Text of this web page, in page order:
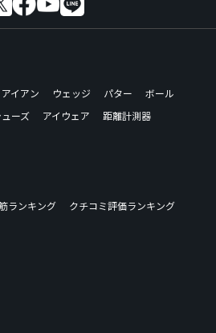
アイアン ウェッジ パター
ボール
ーズ アイウェア
距離計測器
ランキング
クチコミ評価ランキング